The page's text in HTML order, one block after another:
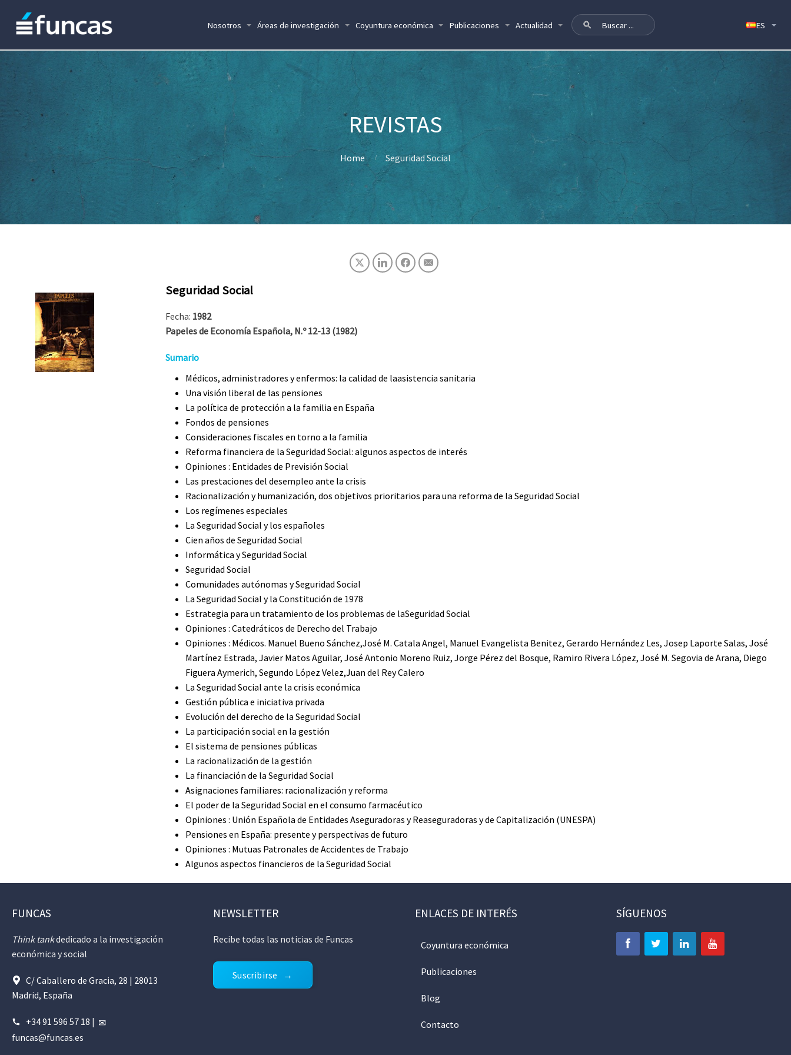
Nosotros Áreas de investigación Coyuntura económica Publicaciones Actualidad
Home Seguridad Social
Seguridad Social
Fecha: 1982
Papeles de Economía Española, N.º 12-13 (1982)
Sumario
Médicos, administradores y enfermos: la calidad de laasistencia sanitaria
Una visión liberal de las pensiones
La política de protección a la familia en España
Fondos de pensiones
Consideraciones fiscales en torno a la familia
Reforma financiera de la Seguridad Social: algunos aspectos de interés
Opiniones : Entidades de Previsión Social
Las prestaciones del desempleo ante la crisis
Racionalización y humanización, dos objetivos prioritarios para una reforma de la Seguridad Social
Los regímenes especiales
La Seguridad Social y los españoles
Cien años de Seguridad Social
Informática y Seguridad Social
Seguridad Social
Comunidades autónomas y Seguridad Social
La Seguridad Social y la Constitución de 1978
Estrategia para un tratamiento de los problemas de laSeguridad Social
Opiniones : Catedráticos de Derecho del Trabajo
Opiniones : Médicos. Manuel Bueno Sánchez,José M. Catala Angel, Manuel Evangelista Benitez, Gerardo Hernández Les, Josep Laporte Salas, José
Martínez Estrada, Javier Matos Aguilar, José Antonio Moreno Ruiz, Jorge Pérez del Bosque, Ramiro Rivera López, José M. Segovia de Arana, Diego
Figuera Aymerich, Segundo López Velez,Juan del Rey Calero
La Seguridad Social ante la crisis económica
Gestión pública e iniciativa privada
Evolución del derecho de la Seguridad Social
La participación social en la gestión
El sistema de pensiones públicas
La racionalización de la gestión
La financiación de la Seguridad Social
Asignaciones familiares: racionalización y reforma
El poder de la Seguridad Social en el consumo farmacéutico
Opiniones : Unión Española de Entidades Aseguradoras y Reaseguradoras y de Capitalización (UNESPA)
Pensiones en España: presente y perspectivas de futuro
Opiniones : Mutuas Patronales de Accidentes de Trabajo
Algunos aspectos financieros de la Seguridad Social
FUNCAS
Think tankdedicado a la investigación
económica y social
C/ Caballero de Gracia, 28 | 28013
Madrid, España
+34 91 596 57 18 |
funcas@funcas.es
NEWSLETTER
Recibe todas las noticias de Funcas
Suscribirse
ENLACES DE INTERÉS
Coyuntura económica
Publicaciones
Blog
Contacto
SÍGUENOS